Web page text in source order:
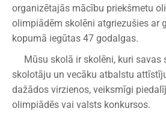
organizētajās mācību priekšmetu
olimpiādēm skolēni atgriezušies ar
kopumā iegūtas 47 godalgas.
Mūsu skolā ir skolēni, kuri savas
skolotāju un vecāku atbalstu
dažādos virzienos, veiksmīgi
olimpiādēs vai valsts konkursos.